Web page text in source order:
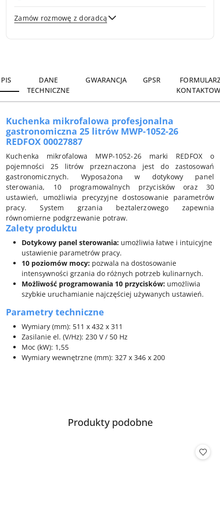
Zamów rozmowę z doradcą
DANE
TECHNICZNE
GWARANCJA GPSR
Kuchenka mikrofalowa profesjonalna
gastronomiczna 25 litrów MWP-1052-26
REDFOX 00027887
Kuchenka mikrofalowa MWP-1052-26 marki REDFOX o
pojemności 25 litrów przeznaczona jest do zastosowań
gastronomicznych. Wyposażona w dotykowy panel
sterowania, 10 programowalnych przycisków oraz 30
ustawień, umożliwia precyzyjne dostosowanie parametrów
pracy. System grzania beztalerzowego zapewnia
równomierne podgrzewanie potraw.
Zalety produktu
Dotykowy panel sterowania: umożliwia łatwe i intuicyjne
ustawienie parametrów pracy.
10 poziomów mocy: pozwala na dostosowanie
intensywności grzania do różnych potrzeb kulinarnych.
Możliwość programowania 10 przycisków: umożliwia
szybkie uruchamianie najczęściej używanych ustawień.
Parametry techniczne
Wymiary (mm): 511 x 432 x 311
Zasilanie el. (V/Hz): 230 V / 50 Hz
Moc (kW): 1,55
Wymiary wewnętrzne (mm): 327 x 346 x 200
Pomiń karuzelę produktów
Produkty
Produkty podobne